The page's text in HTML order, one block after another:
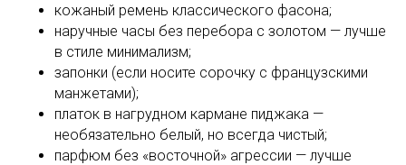
кожаный ремень классического фасона;
наручные часы без перебора с золотом — лучше
в стиле минимализм;
запонки (если носите сорочку с французскими
манжетами);
платок в нагрудном кармане пиджака —
необязательно белый, но всегда чистый;
парфюм без «восточной» агрессии — лучше